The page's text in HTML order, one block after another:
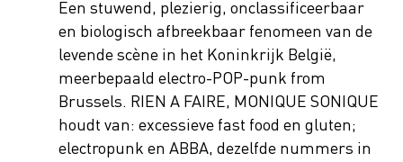
Een stuwend, plezierig, onclassificeerbaar
en biologisch afbreekbaar fenomeen van de
levende scène in het Koninkrijk België,
meerbepaald electro-POP-punk from
Brussels. RIEN A FAIRE, MONIQUE SONIQUE
houdt van: excessieve fast food en gluten;
electropunk en ABBA, dezelfde nummers in